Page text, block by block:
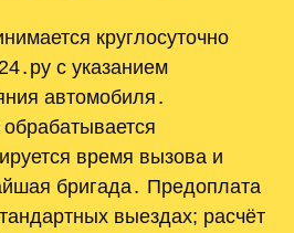
круглосуточно
с указанием
автомобиля․
время вызова и
бригада․ Предоплата
выездах; расчёт